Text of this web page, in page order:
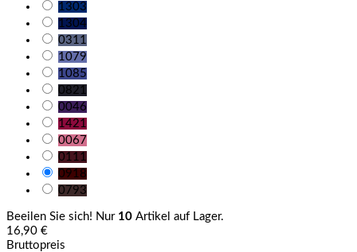
1303
1304
0311
1079
1085
0821
0046
1421
0067
0111
0918
0793
Beeilen Sie sich! Nur 10 Artikel auf Lager.
16,90 €
Bruttopreis